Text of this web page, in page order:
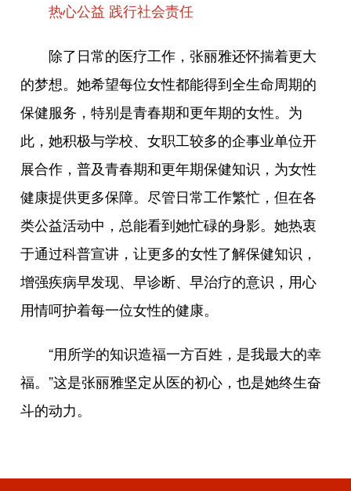
热心公益 践行社会责任
除了日常的医疗工作，张丽雅还怀揣着更大
的梦想。她希望每位女性都能得到全生命周期的
保健服务，特别是青春期和更年期的女性。为
此，她积极与学校、女职工较多的企事业单位开
展合作，普及青春期和更年期保健知识，为女性
健康提供更多保障。尽管日常工作繁忙，但在各
类公益活动中，总能看到她忙碌的身影。她热衷
于通过科普宣讲，让更多的女性了解保健知识，
增强疾病早发现、早诊断、早治疗的意识，用心
用情呵护着每一位女性的健康。
“用所学的知识造福一方百姓，是我最大的幸
福。”这是张丽雅坚定从医的初心，也是她终生奋
斗的动力。